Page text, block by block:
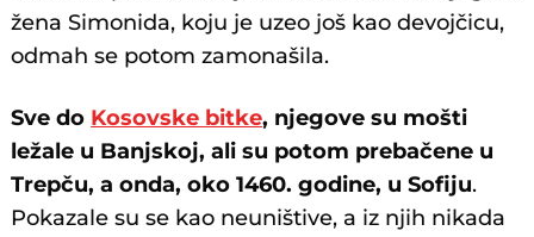
žena Simonida, koju je uzeo još kao devojčicu,
odmah se potom zamonašila.
Sve do Kosovske bitke, njegove su mošti
ležale u Banjskoj, ali su potom prebačene u
Trepču, a onda, oko 1460. godine, u Sofiju.
Pokazale su se kao neuništive, a iz njih nikada